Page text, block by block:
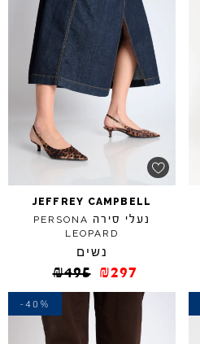
JEFFREY CAMPBELL
נעלי סירה PERSONA
LEOPARD
נשים
₪495 ₪297
-40%